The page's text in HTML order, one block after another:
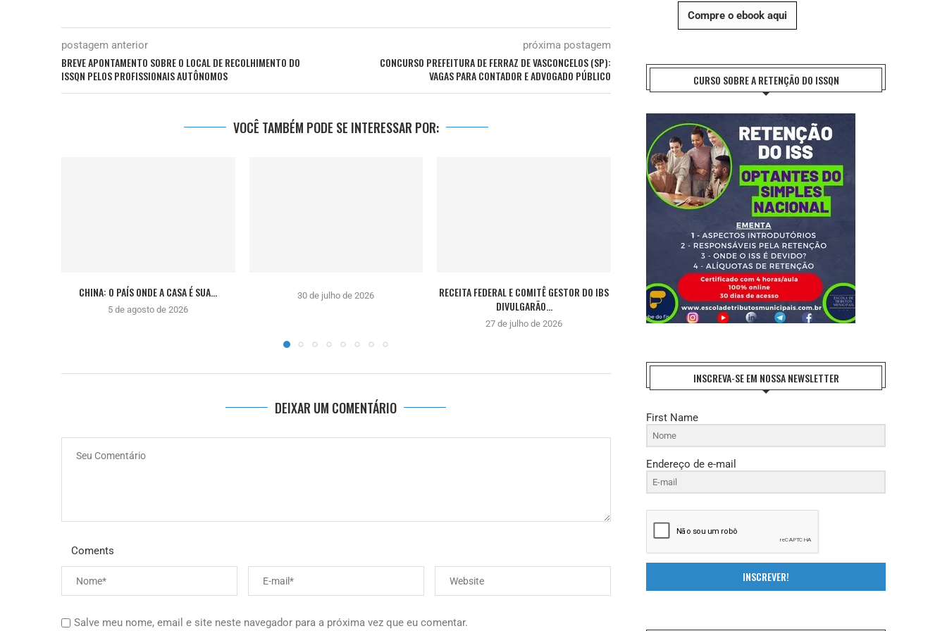
postagem anterior
BREVE APONTAMENTO SOBRE O LOCAL DE RECOLHIMENTO DO
ISSQN PELOS PROFISSIONAIS AUTÔNOMOS
próxima postagem
CONCURSO PREFEITURA DE FERRAZ DE VASCONCELOS (SP):
VAGAS PARA CONTADOR E ADVOGADO PÚBLICO
VOCÊ TAMBÉM PODE SE INTERESSAR POR:
CHINA: O PAÍS ONDE A CASA É SUA...
5 de agosto de 2026
30 de julho de 2026
RECEITA FEDERAL E COMITÊ GESTOR DO IBS
DIVULGARÃO...
27 de julho de 2026
REFORMA TRIBUTÁRIA: O DESAFIO DA
IMPLEMENTAÇÃO E A...
27 de julho de 2026
ENTIDADES NACIONAIS DO FISCO
FAZEM HOMENAGEM
DEIXAR UM COMENTÁRIO
Coments
Salve meu nome, email e site neste navegador para a próxima vez que eu comentar.
Compre o ebook aqui
CURSO SOBRE A RETENÇÃO DO ISSQN
INSCREVA-SE EM NOSSA NEWSLETTER
First Name
Endereço de e-mail
INSCREVER!